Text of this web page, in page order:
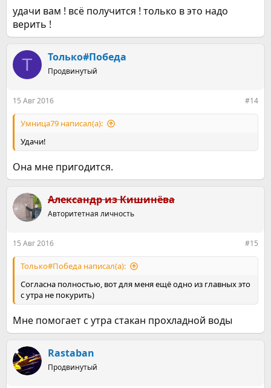
удачи вам ! всё получится ! только в это надо
верить !
Т Только#Победа
Продвинутый
15 Авг 2016 #14
Умница79 написал(а):
Удачи!
Она мне пригодится.
Александр из Кишинёва
Авторитетная личность
15 Авг 2016 #15
Только#Победа написал(а):
Согласна полностью, вот для меня ещё одно из главных это
с утра не покурить)
Мне помогает с утра стакан прохладной воды
Rastaban
Продвинутый